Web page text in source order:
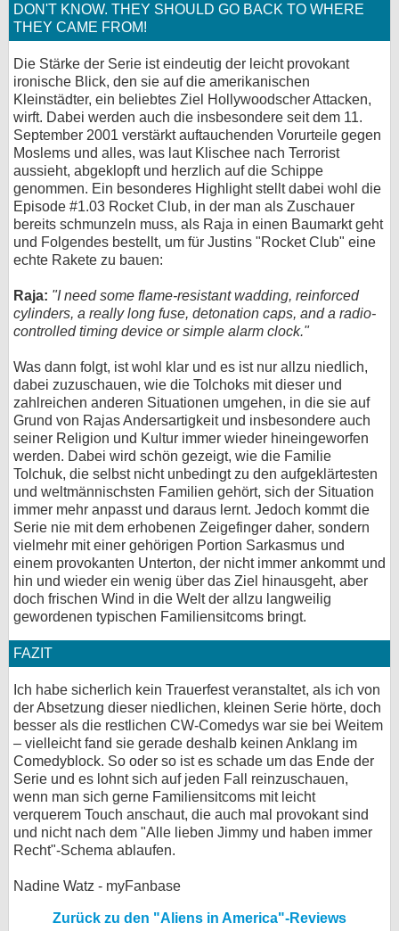
DON'T KNOW. THEY SHOULD GO BACK TO WHERE
THEY CAME FROM!
Die Stärke der Serie ist eindeutig der leicht provokant
ironische Blick, den sie auf die amerikanischen
Kleinstädter, ein beliebtes Ziel Hollywoodscher Attacken,
wirft. Dabei werden auch die insbesondere seit dem 11.
September 2001 verstärkt auftauchenden Vorurteile gegen
Moslems und alles, was laut Klischee nach Terrorist
aussieht, abgeklopft und herzlich auf die Schippe
genommen. Ein besonderes Highlight stellt dabei wohl die
Episode #1.03 Rocket Club, in der man als Zuschauer
bereits schmunzeln muss, als Raja in einen Baumarkt geht
und Folgendes bestellt, um für Justins "Rocket Club" eine
echte Rakete zu bauen:
Raja: "I need some flame-resistant wadding, reinforced
cylinders, a really long fuse, detonation caps, and a radio-
controlled timing device or simple alarm clock."
Was dann folgt, ist wohl klar und es ist nur allzu niedlich,
dabei zuzuschauen, wie die Tolchoks mit dieser und
zahlreichen anderen Situationen umgehen, in die sie auf
Grund von Rajas Andersartigkeit und insbesondere auch
seiner Religion und Kultur immer wieder hineingeworfen
werden. Dabei wird schön gezeigt, wie die Familie
Tolchuk, die selbst nicht unbedingt zu den aufgeklärtesten
und weltmännischsten Familien gehört, sich der Situation
immer mehr anpasst und daraus lernt. Jedoch kommt die
Serie nie mit dem erhobenen Zeigefinger daher, sondern
vielmehr mit einer gehörigen Portion Sarkasmus und
einem provokanten Unterton, der nicht immer ankommt und
hin und wieder ein wenig über das Ziel hinausgeht, aber
doch frischen Wind in die Welt der allzu langweilig
gewordenen typischen Familiensitcoms bringt.
FAZIT
Ich habe sicherlich kein Trauerfest veranstaltet, als ich von
der Absetzung dieser niedlichen, kleinen Serie hörte, doch
besser als die restlichen CW-Comedys war sie bei Weitem
– vielleicht fand sie gerade deshalb keinen Anklang im
Comedyblock. So oder so ist es schade um das Ende der
Serie und es lohnt sich auf jeden Fall reinzuschauen,
wenn man sich gerne Familiensitcoms mit leicht
verquerem Touch anschaut, die auch mal provokant sind
und nicht nach dem "Alle lieben Jimmy und haben immer
Recht"-Schema ablaufen.
Nadine Watz - myFanbase
Zurück zu den "Aliens in America"-Reviews